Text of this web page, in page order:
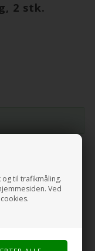
til trafikmåling.
Ved
2 stk.